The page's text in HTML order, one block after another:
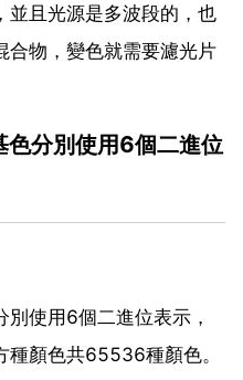
並且光源是多波段的，也
合物，變色就需要濾光片
色分別使用6個二進位
使用6個二進位表示，
種顏色共65536種顏色。